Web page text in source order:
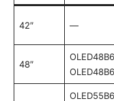
42″ —
48″